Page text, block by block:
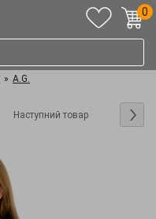
0
» A.G.
Наступний товар